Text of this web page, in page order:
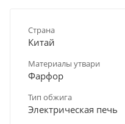
Страна
Китай
Материалы утвари
Фарфор
Тип обжига
Электрическая печь